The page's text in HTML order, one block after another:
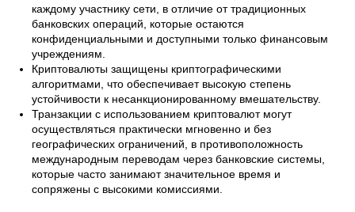
каждому участнику сети, в отличие от традиционных
банковских операций, которые остаются
конфиденциальными и доступными только финансовым
учреждениям.
Криптовалюты защищены криптографическими
алгоритмами, что обеспечивает высокую степень
устойчивости к несанкционированному вмешательству.
Транзакции с использованием криптовалют могут
осуществляться практически мгновенно и без
географических ограничений, в противоположность
международным переводам через банковские системы,
которые часто занимают значительное время и
сопряжены с высокими комиссиями.